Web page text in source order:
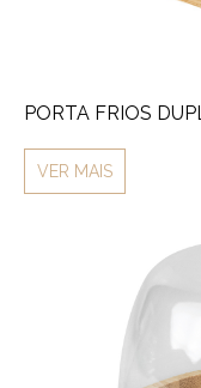
PORTA FRIOS
VER MAIS